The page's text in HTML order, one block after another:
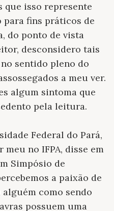
que isso represente
fins práticos de
do ponto de vista
desconsidero tais
sentido pleno do
a meu ver.
algum sintoma que
pela leitura.
Federal do Pará,
no IFPA, disse em
Simpósio de
a paixão de
como sendo
possuem uma